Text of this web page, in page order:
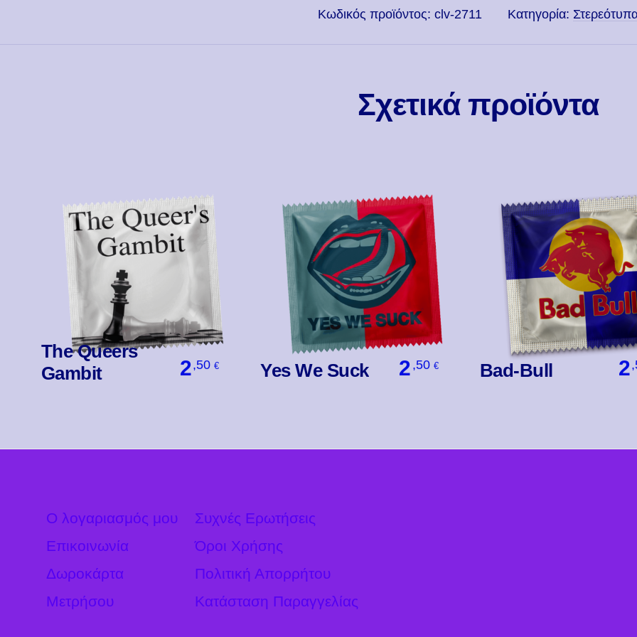
Κωδικός προϊόντος: clv-2711 Κατηγορία:
Σχετικά προϊόντα
The Queers
Gambit
2,50€ Yes We Suck 2 ,50 € Bad-Bull 2
Ο λογαριασμός μου
Επικοινωνία
Δωροκάρτα
Μετρήσου
Συχνές Ερωτήσεις
Όροι Χρήσης
Πολιτική Απορρήτου
Κατάσταση Παραγγελίας